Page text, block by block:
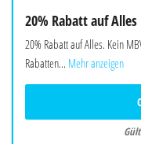
20% Rabatt auf Alles
20% Rabatt auf Alles. Kein
Rabatten... Mehr anzeigen